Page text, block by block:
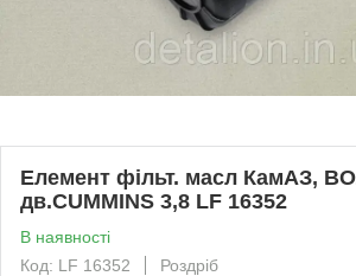
Елемент фільт. масл КамАЗ,
дв.CUMMINS 3,8 LF 16352
В наявності
Код: LF 16352
Роздріб